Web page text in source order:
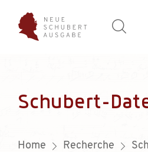
Schubert-
Home Recherche